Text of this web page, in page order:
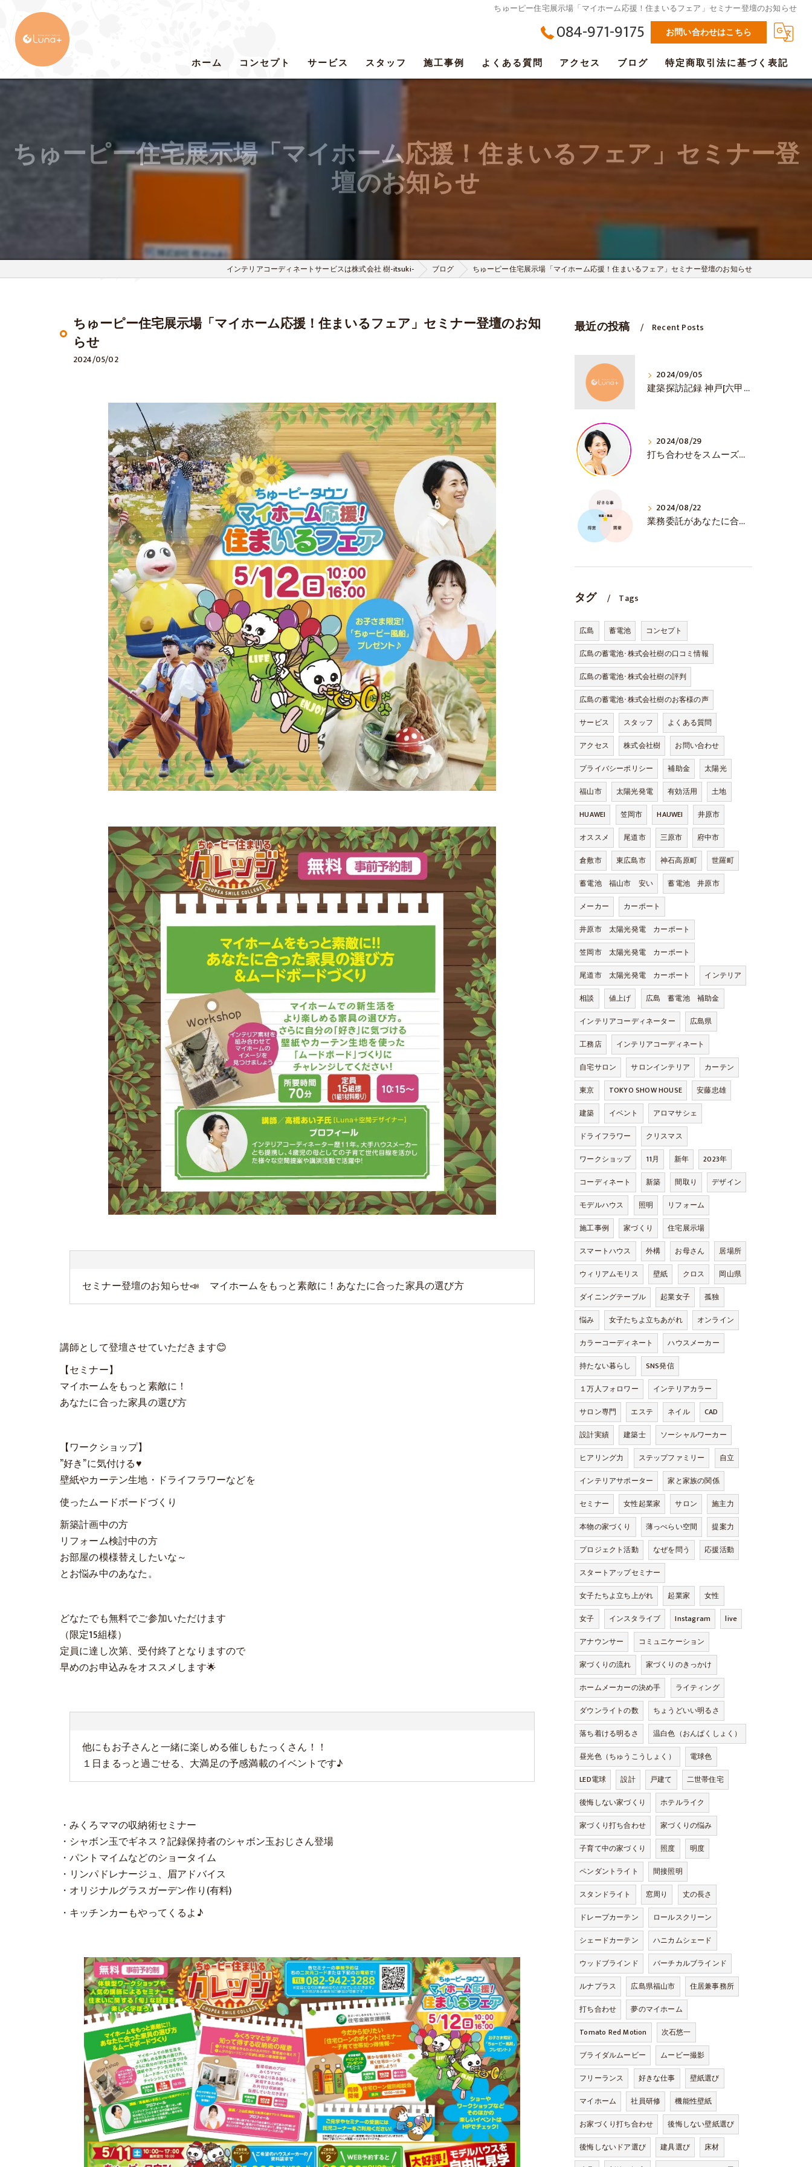
ちゅーピー住宅展示場「マイホーム応援！住まいるフェア」セミナー登壇のお知らせ
084-971-9175 お問い合わせはこちら
ホーム コンセプト サービス スタッフ 施工事例 よくある質問 アクセス ブログ 特定商取引法に基づく表記
ちゅーピー住宅展示場「マイホーム応援！住まいるフェア」セミナー登
壇のお知らせ
インテリアコーディネートサービスは株式会社 樹-itsuki- ブログ ちゅーピー住宅展示場「マイホーム応援！住まいるフェア」セミナー登壇のお知らせ
ちゅーピー住宅展示場「マイホーム応援！住まいるフェア」セミナー登壇のお知
らせ
2024/05/02
セミナー登壇のお知らせ📣 マイホームをもっと素敵に！あなたに合った家具の選び方
講師として登壇させていただきます😊
【セミナー】
マイホームをもっと素敵に！
あなたに合った家具の選び方
【ワークショップ】
”好き”に気付ける♥
壁紙やカーテン生地・ドライフラワーなどを
使ったムードボードづくり
新築計画中の方
リフォーム検討中の方
お部屋の模様替えしたいな～
とお悩み中のあなた。
どなたでも無料でご参加いただけます
（限定15組様）
定員に達し次第、受付終了となりますので
早めのお申込みをオススメします🌟
他にもお子さんと一緒に楽しめる催しもたっくさん！！
１日まるっと過ごせる、大満足の予感満載のイベントです♪
・みくろママの収納術セミナー
・シャボン玉でギネス？記録保持者のシャボン玉おじさん登場
・パントマイムなどのショータイム
・リンパドレナージュ、眉アドバイス
・オリジナルグラスガーデン作り(有料)
・キッチンカーもやってくるよ♪
最近の投稿 Recent Posts
2024/09/05
建築探訪記録 神戸[六甲山ミーツ・アート]
2024/08/29
打ち合わせをスムーズに💛 初対面で大事な3選！
2024/08/22
業務委託があなたに合うか見極める方法
タグ Tags
広島 蓄電池
コンセプト
広島の蓄電池･株式会社樹の口コミ情報
広島の蓄電池･株式会社樹の評判
広島の蓄電池･株式会社樹のお客様の声
サービス
スタッフ
よくある質問
アクセス
株式会社樹
お問い合わせ
プライバシーポリシー
補助金
太陽光
福山市
太陽光発電 有効活用
土地
HUAWEI
笠岡市 HAUWEI
井原市
オススメ
尾道市 三原市
府中市
倉敷市
東広島市 神石高原町
世羅町
蓄電池 福山市 安い
蓄電池 井原市
メーカー
カーポート
井原市 太陽光発電 カーポート
笠岡市 太陽光発電 カーポート
尾道市 太陽光発電 カーポート
インテリア
相談
値上げ
広島 蓄電池 補助金
インテリアコーディネーター
広島県
工務店
インテリアコーディネート
自宅サロン
サロンインテリア
カーテン
東京
TOKYO SHOW HOUSE
安藤忠雄
建築
イベント
アロマサシェ
ドライフラワー
クリスマス
ワークショップ
11月 新年
2023年
コーディネート
新築 間取り
デザイン
モデルハウス
照明
リフォーム
施工事例
家づくり
住宅展示場
スマートハウス
外構 お母さん
居場所
ウィリアムモリス
壁紙 クロス
岡山県
ダイニングテーブル
起業女子
孤独
悩み
女子たちよ立ちあがれ
オンライン
カラーコーディネート
ハウスメーカー
持たない暮らし
SNS発信
１万人フォロワー
インテリアカラー
サロン専門
エステ ネイル
CAD
設計実績
建築士
ソーシャルワーカー
ヒアリング力
ステップファミリー
自立
インテリアサポーター
家と家族の関係
セミナー
女性起業家 サロン
施主力
本物の家づくり
薄っぺらい空間
提案力
プロジェクト活動
なぜを問う
応援活動
スタートアップセミナー
女子たちよ立ち上がれ
起業家
女性
女子
インスタライブ Instagram
live
アナウンサー
コミュニケーション
家づくりの流れ
家づくりのきっかけ
ホームメーカーの決め手
ライティング
ダウンライトの数
ちょうどいい明るさ
落ち着ける明るさ
温白色（おんぱくしょく）
昼光色（ちゅうこうしょく）
電球色
LED電球
設計 戸建て
二世帯住宅
後悔しない家づくり
ホテルライク
家づくり打ち合わせ
家づくりの悩み
子育て中の家づくり
照度
明度
ペンダントライト
間接照明
スタンドライト
窓周り
丈の長さ
ドレープカーテン
ロールスクリーン
シェードカーテン
ハニカムシェード
ウッドブラインド
バーチカルブラインド
ルナプラス
広島県福山市
住居兼事務所
打ち合わせ
夢のマイホーム
Tomato Red Motion
次石悠一
ブライダルムービー
ムービー撮影
フリーランス
好きな仕事
壁紙選び
マイホーム
社員研修
機能性壁紙
お家づくり打ち合わせ
後悔しない壁紙選び
後悔しないドア選び
建具選び
床材